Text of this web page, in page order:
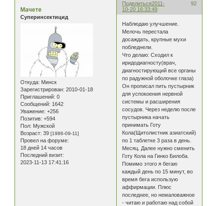
Поделиться 92
2011-
10-20 16:33:49
Мачете
Суперинсектицид
Откуда: Минск
Зарегистрирован: 2010-01-18
Приглашений: 0
Сообщений: 1642
Уважение: +256
Позитив: +594
Пол: Мужской
Возраст: 39 [1986-09-11]
Провел на форуме:
18 дней 14 часов
Последний визит:
2023-11-13 17:41:16
Наблюдаю улучшение.
Мелочь перестала
досаждать, крупные мухи
побледнели.
Что делаю: Сходил к
иридодиагносту(врач,
диагностирующий все органы
по радужной оболочке глаза)
Он прописал пить пустырник
для успокоения нервной
системы и расширения
сосудов. Через неделю после
пустырника начать
принимать Готу
Кола(Щитолистник азиатский)
по 1 таблетке 3 раза в день.
Месяц. Далее нужно сменить
Готу Кола на Гинко Билоба.
Помимо этого я бегаю
каждый день по 15 минут, во
время бега использую
аффирмации. Плюс
последнее, но немаловажное
- читаю и работаю над собой